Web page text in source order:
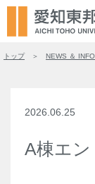
トップ NEWS ＆
2026.06.25
A棟エ